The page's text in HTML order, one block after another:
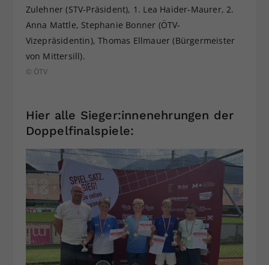
Zulehner (STV-Präsident), 1. Lea Haider-Maurer, 2.
Anna Mattle, Stephanie Bonner (ÖTV-
Vizepräsidentin), Thomas Ellmauer (Bürgermeister
von Mittersill).
© ÖTV
Hier alle Sieger:innenehrungen der
Doppelfinalspiele: